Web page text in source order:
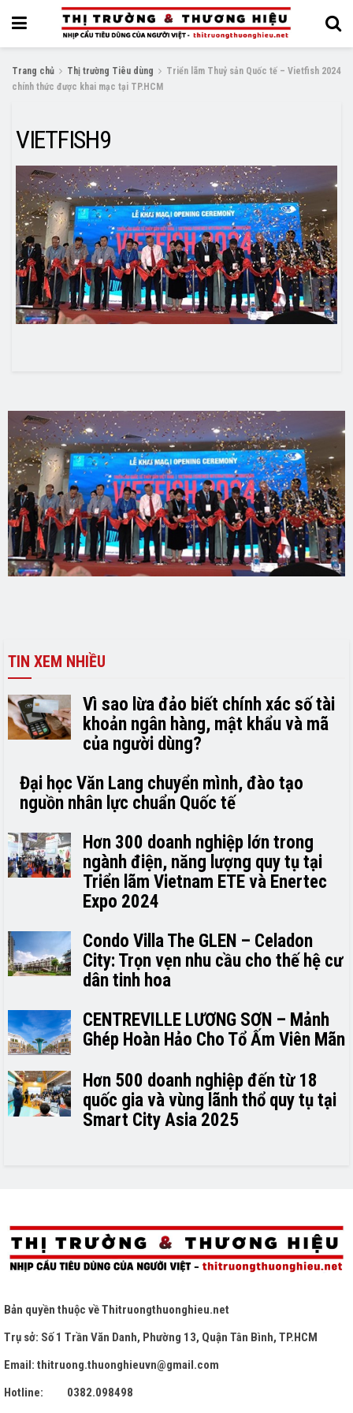
Trang chủ Thị trường Tiêu dùng
Triển lãm Thuỷ sản Quốc tế – Vietfish 2024
chính thức được khai mạc tại TP.HCM
VIETFISH9
TIN XEM NHIỀU
Vì sao lừa đảo biết chính xác số tài
khoản ngân hàng, mật khẩu và mã
của người dùng?
Đại học Văn Lang chuyển mình, đào tạo
nguồn nhân lực chuẩn Quốc tế
Hơn 300 doanh nghiệp lớn trong
ngành điện, năng lượng quy tụ tại
Triển lãm Vietnam ETE và Enertec
Expo 2024
Condo Villa The GLEN – Celadon
City: Trọn vẹn nhu cầu cho thế hệ cư
dân tinh hoa
CENTREVILLE LƯƠNG SƠN – Mảnh
Ghép Hoàn Hảo Cho Tổ Ấm Viên Mãn
Hơn 500 doanh nghiệp đến từ 18
quốc gia và vùng lãnh thổ quy tụ tại
Smart City Asia 2025
Bản quyền thuộc vềThitruongthuonghieu.net
Trụ sở: Số 1 Trần Văn Danh, Phường 13, Quận Tân Bình, TP.HCM
Email: thitruong.thuonghieuvn@gmail.com
Hotline: 0382.098498